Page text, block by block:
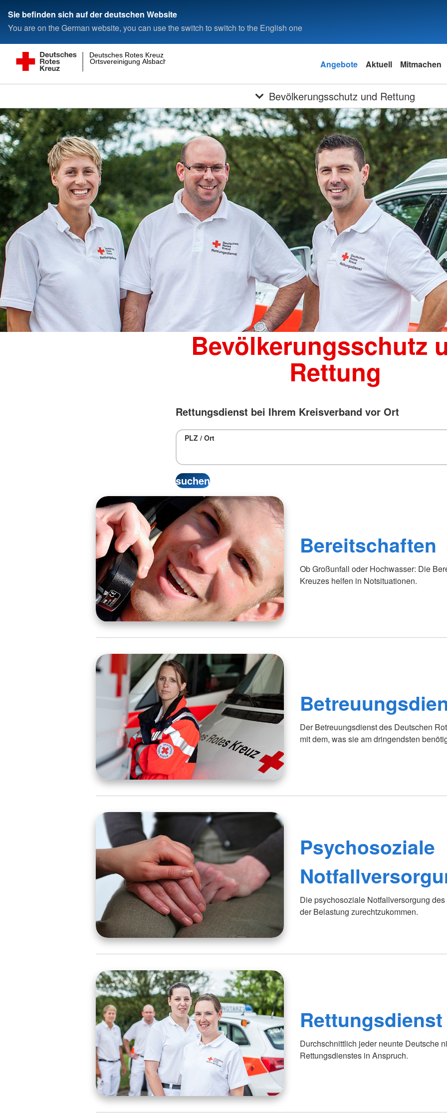
Sie befinden sich auf der deutschen Website
You are on the German website, you can use the switch to switch to the English one
Ortsvereinigung Alsbach
Deutsches Rotes Kreuz
Angebote Aktuell Mitmachen
Bevölkerungsschutz und Rettung
Bevölkerungsschutz
Rettung
Rettungsdienst bei Ihrem Kreisverband vor Ort
PLZ / Ort
Bereitschaften
Ob Großunfall oder Hochwasser: Die
Kreuzes helfen in Notsituationen.
Der Betreuungsdienst des Deutschen
mit dem, was sie am dringendsten
Psychosoziale
Die psychosoziale Notfallversorgung
der Belastung zurechtzukommen.
Rettungsdienst
Durchschnittlich jeder neunte Deutsche
Rettungsdienstes in Anspruch.